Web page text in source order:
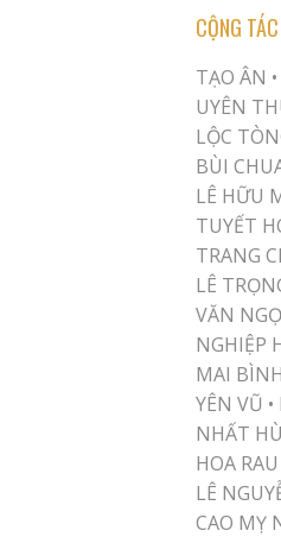
CỘNG TÁC
TẠO ÂN •
UYÊN
LỘC
BÙI
LÊ HỮU
TUYẾT
TRANG
LÊ
VĂN
NGHIỆP
MAI
YÊN VŨ •
NHẤT
HOA
LÊ
CAO MỴ